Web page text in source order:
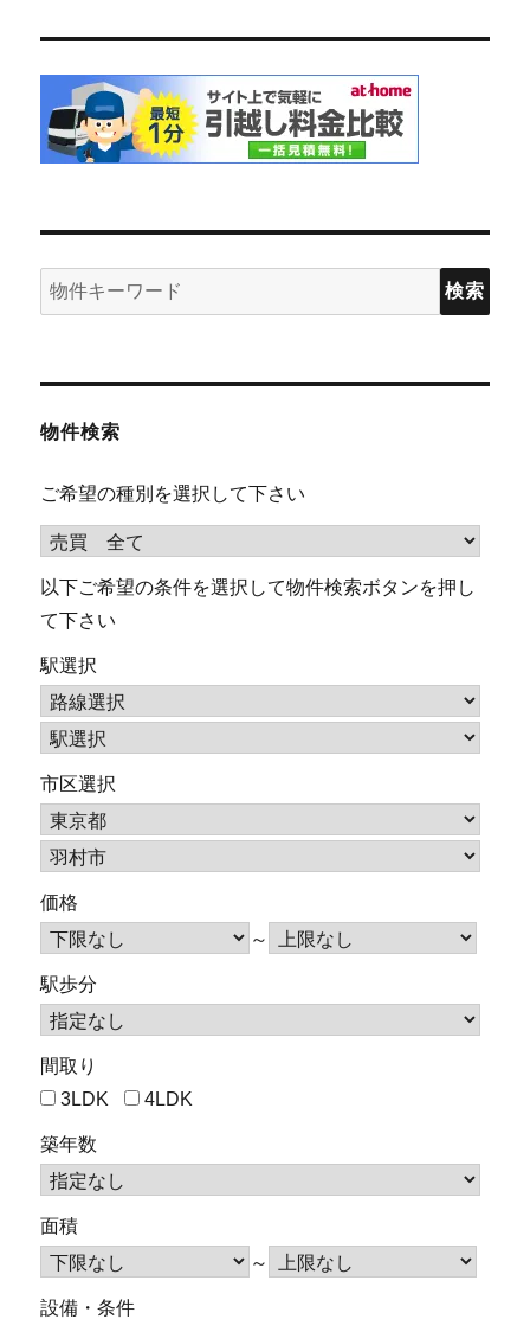
検
索:
物件検索
ご希望の種別を選択して下さい
以下ご希望の条件を選択して物件検索ボタンを押し
て下さい
駅選択
市区選択
価格
～
駅歩分
間取り
3LDK
4LDK
築年数
面積
～
設備・条件